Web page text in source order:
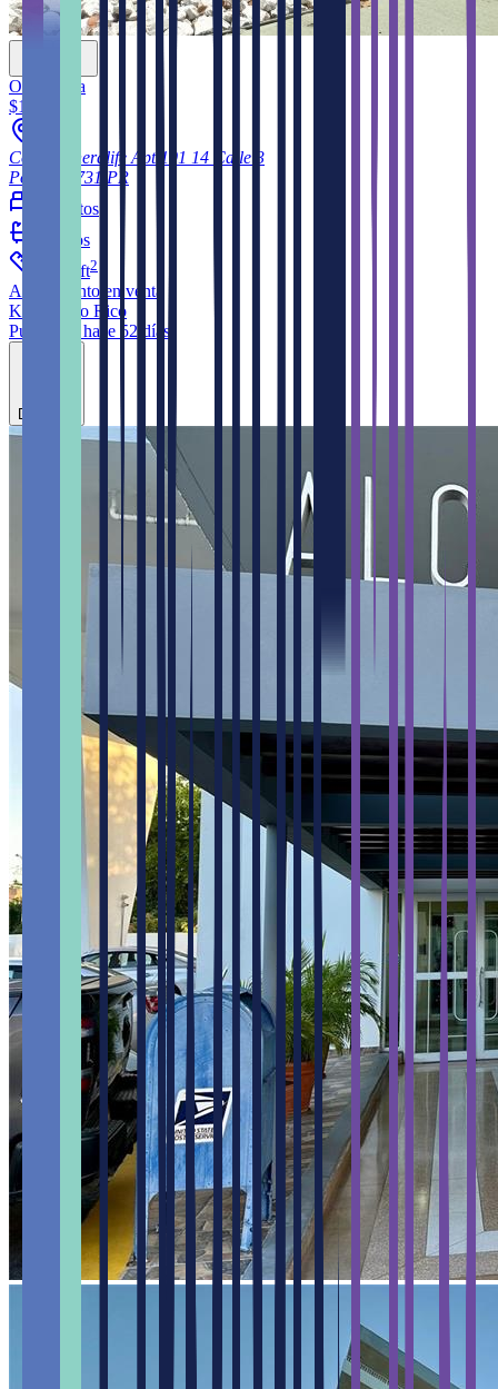
Opcionada
$108,000
Cond Generalife Apt 101 14 Calle 3
Ponce
00731 PR
cuartos
baños
ft2
Apartamento en venta
KW Puerto Rico
Publicado hace 52 días
Destacar